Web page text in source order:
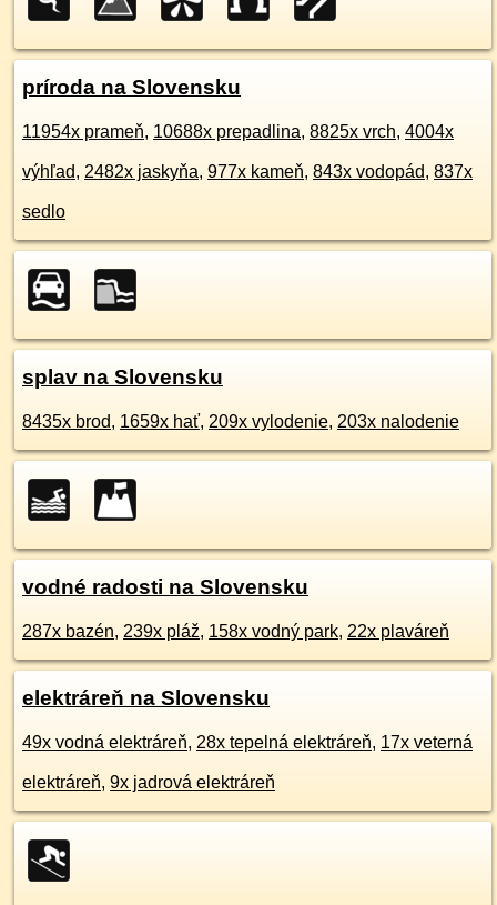
príroda na Slovensku
11954x prameň, 10688x prepadlina, 8825x vrch, 4004x
výhľad, 2482x jaskyňa, 977x kameň, 843x vodopád, 837x
sedlo
splav na Slovensku
8435x brod, 1659x hať, 209x vylodenie, 203x nalodenie
vodné radosti na Slovensku
287x bazén, 239x pláž, 158x vodný park, 22x plaváreň
elektráreň na Slovensku
49x vodná elektráreň, 28x tepelná elektráreň, 17x veterná
elektráreň, 9x jadrová elektráreň